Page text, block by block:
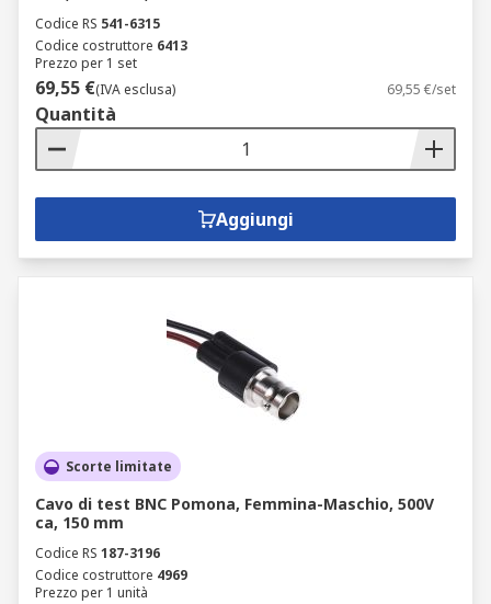
Codice RS 541-6315
Codice costruttore 6413
Prezzo per 1 set
69,55 €(IVA esclusa) 69,55 €/set
Quantità
Aggiungi
Scorte limitate
Cavo di test BNC Pomona, Femmina-Maschio, 500V
ca, 150 mm
Codice RS 187-3196
Codice costruttore 4969
Prezzo per 1 unità